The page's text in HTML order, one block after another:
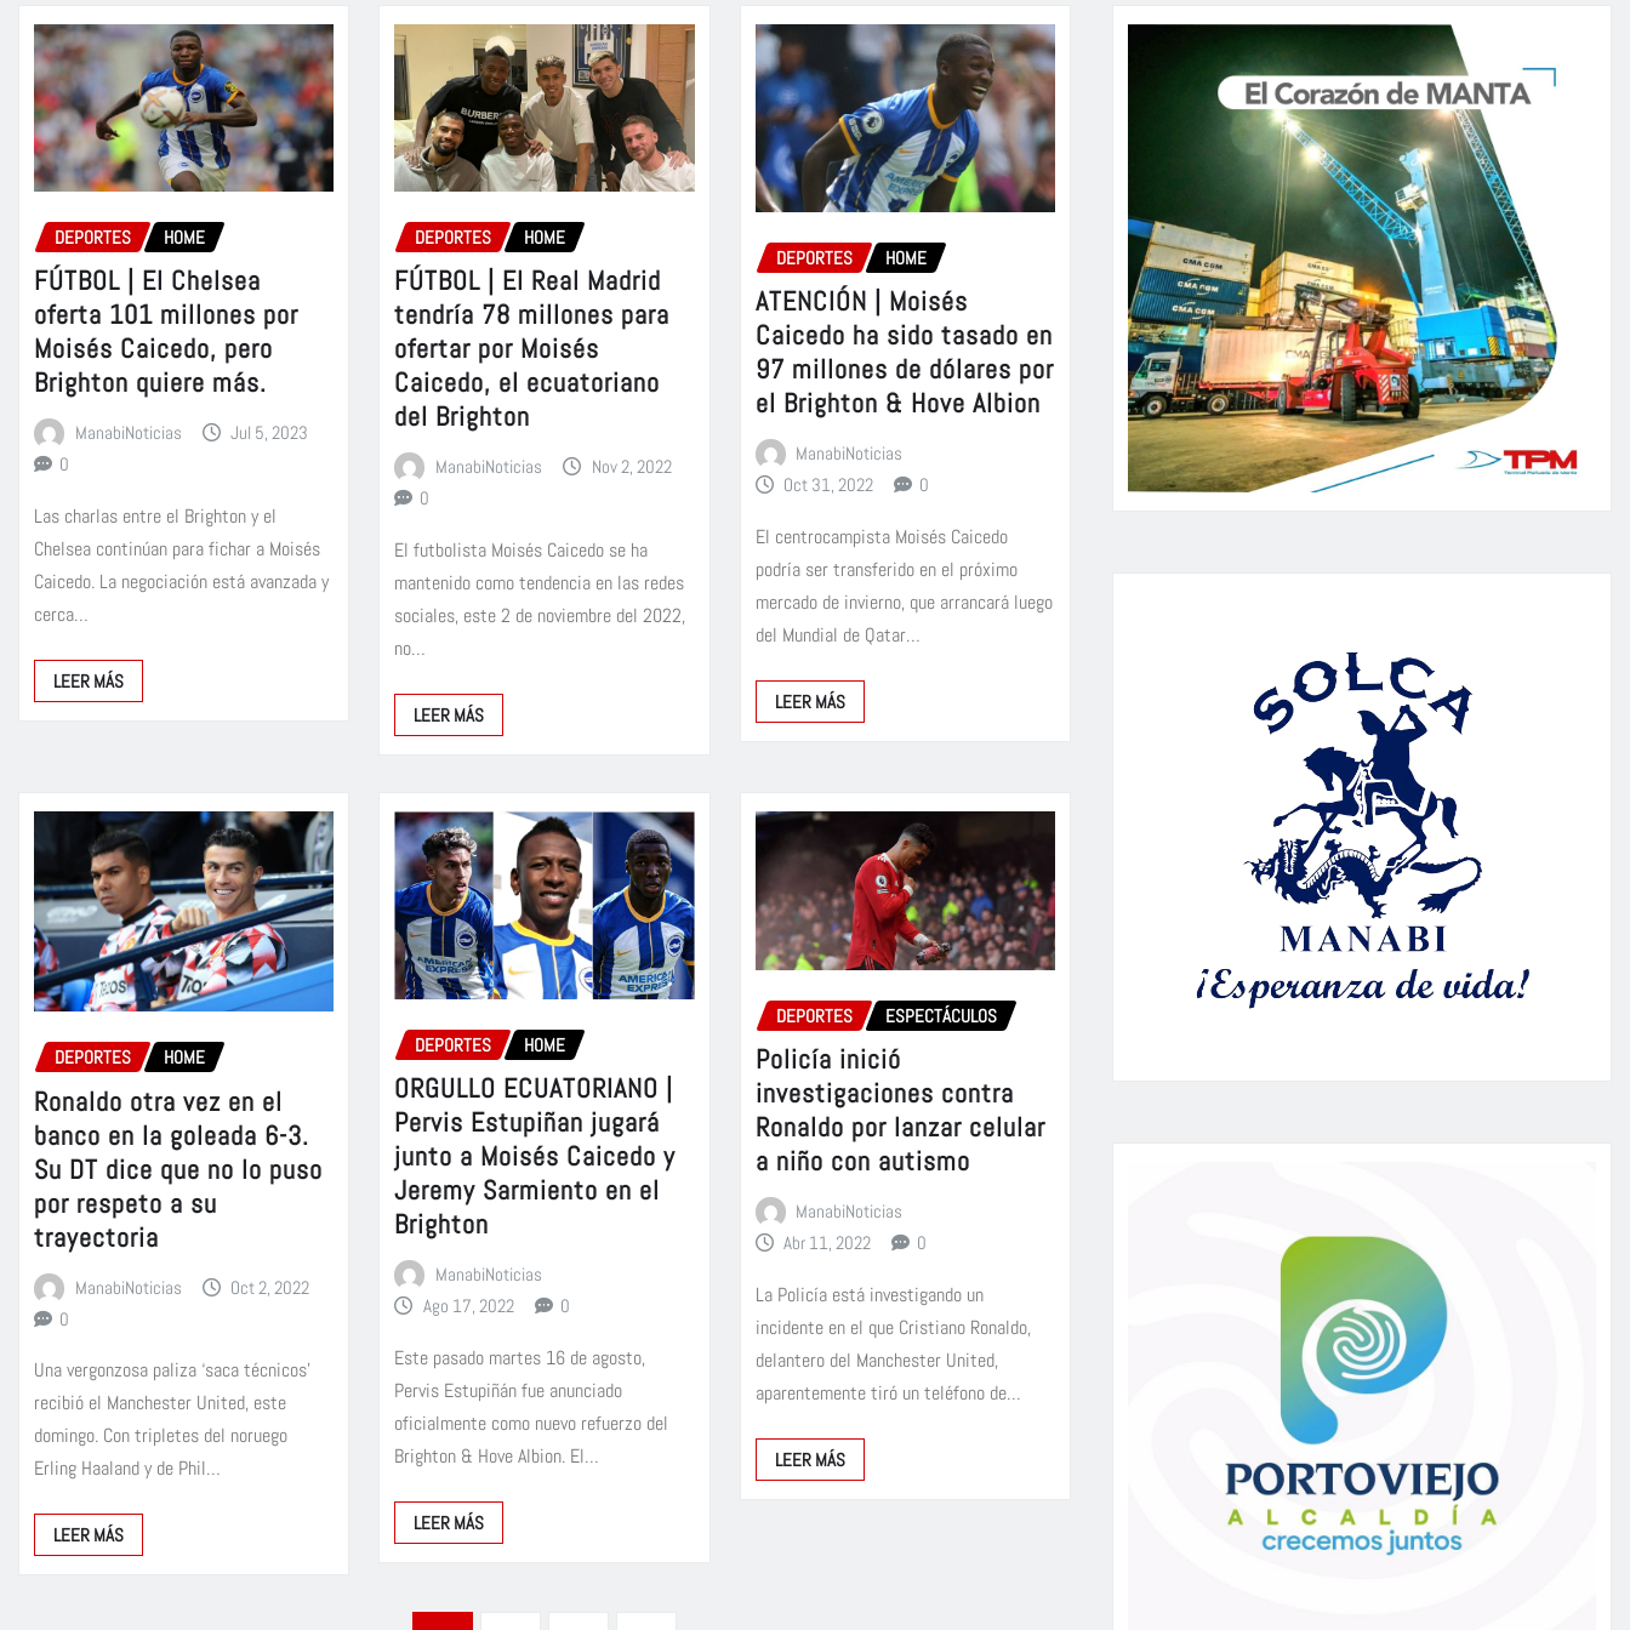
DEPORTES HOME
FÚTBOL | El Chelsea
oferta 101 millones por
Moisés Caicedo, pero
Brighton quiere más.
ManabiNoticias
Jul 5, 2023
0
Las charlas entre el Brighton y el
Chelsea continúan para fichar a Moisés
Caicedo. La negociación está avanzada y
cerca…
LEER MÁS
DEPORTES HOME
FÚTBOL | El Real Madrid
tendría 78 millones para
ofertar por Moisés
Caicedo, el ecuatoriano
del Brighton
ManabiNoticias
Nov 2, 2022
0
El futbolista Moisés Caicedo se ha
mantenido como tendencia en las redes
sociales, este 2 de noviembre del 2022,
no…
LEER MÁS
DEPORTES HOME
ATENCIÓN | Moisés
Caicedo ha sido tasado en
97 millones de dólares por
el Brighton & Hove Albion
ManabiNoticias
Oct 31, 2022
0
El centrocampista Moisés Caicedo
podría ser transferido en el próximo
mercado de invierno, que arrancará luego
del Mundial de Qatar…
LEER MÁS
DEPORTES HOME
Ronaldo otra vez en el
banco en la goleada 6-3.
Su DT dice que no lo puso
por respeto a su
trayectoria
ManabiNoticias
Oct 2, 2022
0
Una vergonzosa paliza ‘saca técnicos’
recibió el Manchester United, este
domingo. Con tripletes del noruego
Erling Haaland y de Phil…
LEER MÁS
DEPORTES HOME
ORGULLO ECUATORIANO |
Pervis Estupiñan jugará
junto a Moisés Caicedo y
Jeremy Sarmiento en el
Brighton
ManabiNoticias
Ago 17, 2022
0
Este pasado martes 16 de agosto,
Pervis Estupiñán fue anunciado
oficialmente como nuevo refuerzo del
Brighton & Hove Albion. El…
LEER MÁS
DEPORTES ESPECTÁCULOS
Policía inició
investigaciones contra
Ronaldo por lanzar celular
a niño con autismo
ManabiNoticias
Abr 11, 2022
0
La Policía está investigando un
incidente en el que Cristiano Ronaldo,
delantero del Manchester United,
aparentemente tiró un teléfono de…
LEER MÁS